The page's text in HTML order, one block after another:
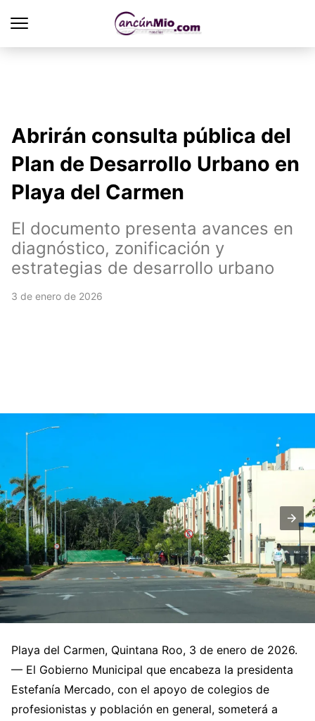
Abrirán consulta pública del
Plan de Desarrollo Urbano en
Playa del Carmen
El documento presenta avances en
diagnóstico, zonificación y
estrategias de desarrollo urbano
3 de enero de 2026
Playa del Carmen, Quintana Roo, 3 de enero de 2026.
— El Gobierno Municipal que encabeza la presidenta
Estefanía Mercado, con el apoyo de colegios de
profesionistas y población en general, someterá a